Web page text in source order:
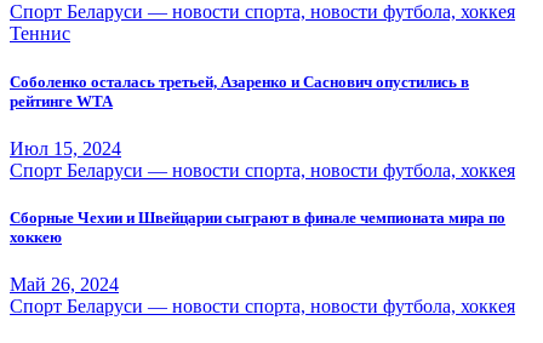
Спорт Беларуси — новости спорта, новости футбола, хоккея
Теннис
Соболенко осталась третьей, Азаренко и Саснович опустились в
рейтинге WTA
Июл 15, 2024
Спорт Беларуси — новости спорта, новости футбола, хоккея
Сборные Чехии и Швейцарии сыграют в финале чемпионата мира по
хоккею
Май 26, 2024
Спорт Беларуси — новости спорта, новости футбола, хоккея